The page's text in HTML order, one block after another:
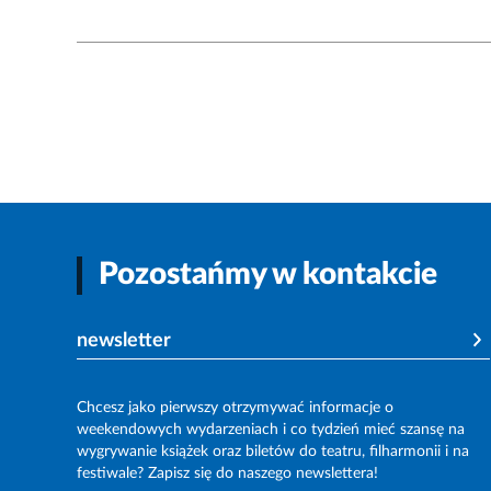
Pozostańmy w kontakcie
newsletter
Chcesz jako pierwszy otrzymywać informacje o
weekendowych wydarzeniach i co tydzień mieć szansę na
wygrywanie książek oraz biletów do teatru, filharmonii i na
festiwale? Zapisz się do naszego newslettera!